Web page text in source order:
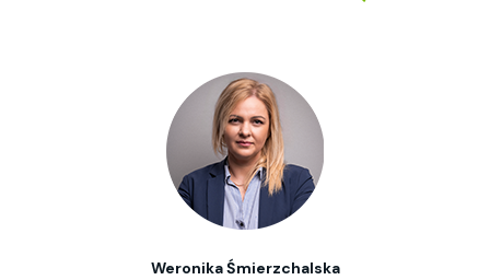
Weronika Śmierzchalska